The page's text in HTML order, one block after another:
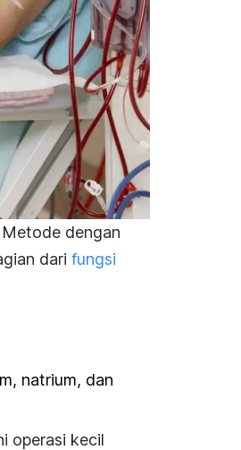
Metode dengan
dari fungsi
natrium, dan
operasi kecil